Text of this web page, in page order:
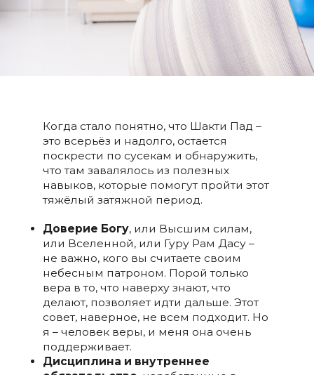
Когда стало понятно, что Шакти Пад –
это всерьёз и надолго, остается
поскрести по сусекам и обнаружить,
что там завалялось из полезных
навыков, которые помогут пройти этот
тяжёлый затяжной период.
Доверие Богу, или Высшим силам,
или Вселенной, или Гуру Рам Дасу –
не важно, кого вы считаете своим
небесным патроном. Порой только
вера в то, что наверху знают, что
делают, позволяет идти дальше. Этот
совет, наверное, не всем подходит. Но
я – человек веры, и меня она очень
поддерживает.
Дисциплина и внутреннее